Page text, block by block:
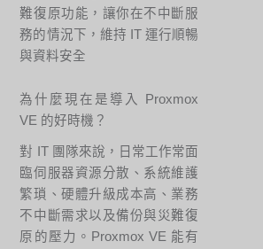
難復原功能，讓你在不中斷服
務的情況下，維持 IT 運行順暢
與資料安全
為什麼現在是導入 Proxmox
VE 的好時機？
對 IT 團隊來說，日常工作常面
臨伺服器資源分散、系統維護
繁瑣、硬體升級成本高、業務
不中斷需求以及備份與災難復
原的壓力。Proxmox VE 能有